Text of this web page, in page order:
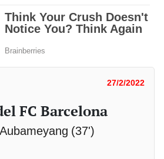
27/2/2022
FC Barcelona
(37')